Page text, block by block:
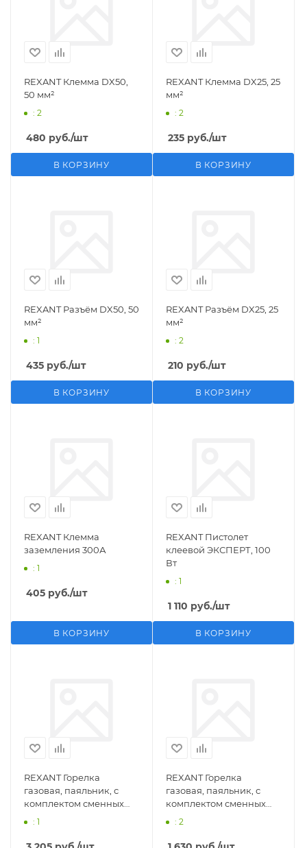
REXANT Клемма DX50,
50 мм²
: 2
480 руб./шт
В КОРЗИНУ
REXANT Клемма DX25, 25
мм²
: 2
235 руб./шт
В КОРЗИНУ
REXANT Разъём DX50, 50
мм²
: 1
435 руб./шт
В КОРЗИНУ
REXANT Разъём DX25, 25
мм²
: 2
210 руб./шт
В КОРЗИНУ
REXANT Клемма
заземления 300А
: 1
405 руб./шт
В КОРЗИНУ
REXANT Пистолет
клеевой ЭКСПЕРТ, 100
Вт
: 1
1 110 руб./шт
В КОРЗИНУ
REXANT Горелка
газовая, паяльник, с
комплектом сменных
насадок, 11 предметов
: 1
REXANT Горелка
газовая, паяльник, с
комплектом сменных
насадок, 3 предмета
: 2